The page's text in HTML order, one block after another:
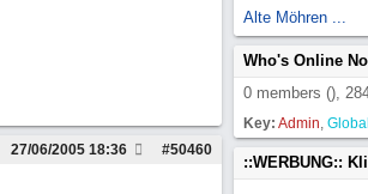
#50460
27/06/2005 18:36
Alte Möhren ...
Who's Online
0 members (),
Key: Admin,
::WERBUNG::